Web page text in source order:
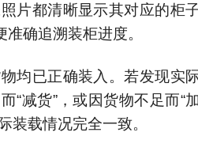
片都清晰显示其对应的柜
确追溯装柜进度。
均已正确装入。若发现实
“减货”，或因货物不足而“加
装载情况完全一致。